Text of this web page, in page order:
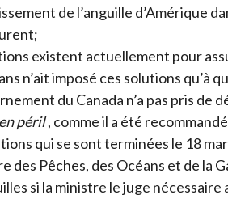
de l’anguille d’Amérique
existent actuellement pour
n’ait imposé ces solutions qu’à
du Canada n’a pas pris de
péril, comme il a été
qui se sont terminées le 18
des Pêches, des Océans et de
si la ministre le juge